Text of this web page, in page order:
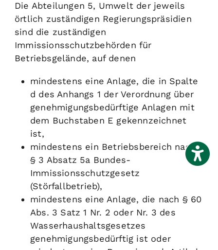
Die Abteilungen 5, Umwelt der jeweils
örtlich zuständigen Regierungspräsidien
sind die zuständigen
Immissionsschutzbehörden für
Betriebsgelände, auf denen
mindestens eine Anlage, die in Spalte
d des Anhangs 1 der Verordnung über
genehmigungsbedürftige Anlagen mit
dem Buchstaben E gekennzeichnet
ist,
mindestens ein Betriebsbereich nach
§ 3 Absatz 5a Bundes-
Immissionsschutzgesetz
(Störfallbetrieb),
mindestens eine Anlage, die nach § 60
Abs. 3 Satz 1 Nr. 2 oder Nr. 3 des
Wasserhaushaltsgesetzes
genehmigungsbedürftig ist oder